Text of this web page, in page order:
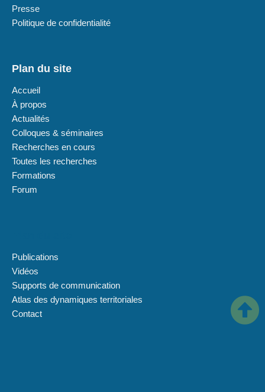
Presse
Politique de confidentialité
Plan du site
Accueil
À propos
Actualités
Colloques & séminaires
Recherches en cours
Toutes les recherches
Formations
Forum
Publications
Vidéos
Supports de communication
Atlas des dynamiques territoriales
Contact